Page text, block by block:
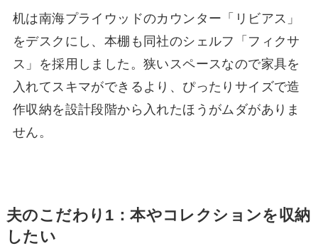
机は南海プライウッドのカウンター「リビアス」
をデスクにし、本棚も同社のシェルフ「フィクサ
ス」を採用しました。狭いスペースなので家具を
入れてスキマができるより、ぴったりサイズで造
作収納を設計段階から入れたほうがムダがありま
せん。
夫のこだわり1：本やコレクションを収納
したい